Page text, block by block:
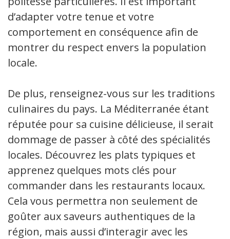
d’adapter votre tenue et votre
comportement en conséquence afin de
montrer du respect envers la population
locale.
De plus, renseignez-vous sur les traditions
culinaires du pays. La Méditerranée étant
réputée pour sa cuisine délicieuse, il serait
dommage de passer à côté des spécialités
locales. Découvrez les plats typiques et
apprenez quelques mots clés pour
commander dans les restaurants locaux.
Cela vous permettra non seulement de
goûter aux saveurs authentiques de la
région, mais aussi d’interagir avec les